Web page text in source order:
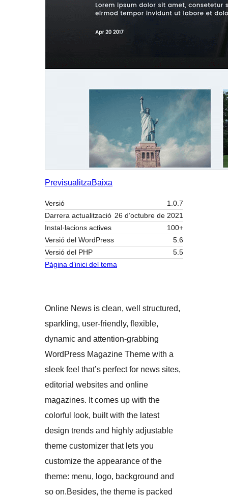
PrevisualitzaBaixa
Versió
1.0.7
Darrera actualització 26 d’octubre de 2021
Instal·lacions actives
100+
Versió del WordPress
5.6
Versió del PHP
5.5
Pàgina d’inici del tema
Online News is clean, well structured,
sparkling, user-friendly, flexible,
dynamic and attention-grabbing
WordPress Magazine Theme with a
sleek feel that’s perfect for news sites,
editorial websites and online
magazines. It comes up with the
colorful look, built with the latest
design trends and highly adjustable
theme customizer that lets you
customize the appearance of the
theme: menu, logo, background and
so on.Besides, the theme is packed